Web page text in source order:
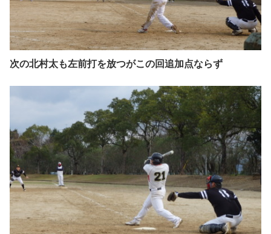
次の北村太も左前打を放つがこの回追加点ならず